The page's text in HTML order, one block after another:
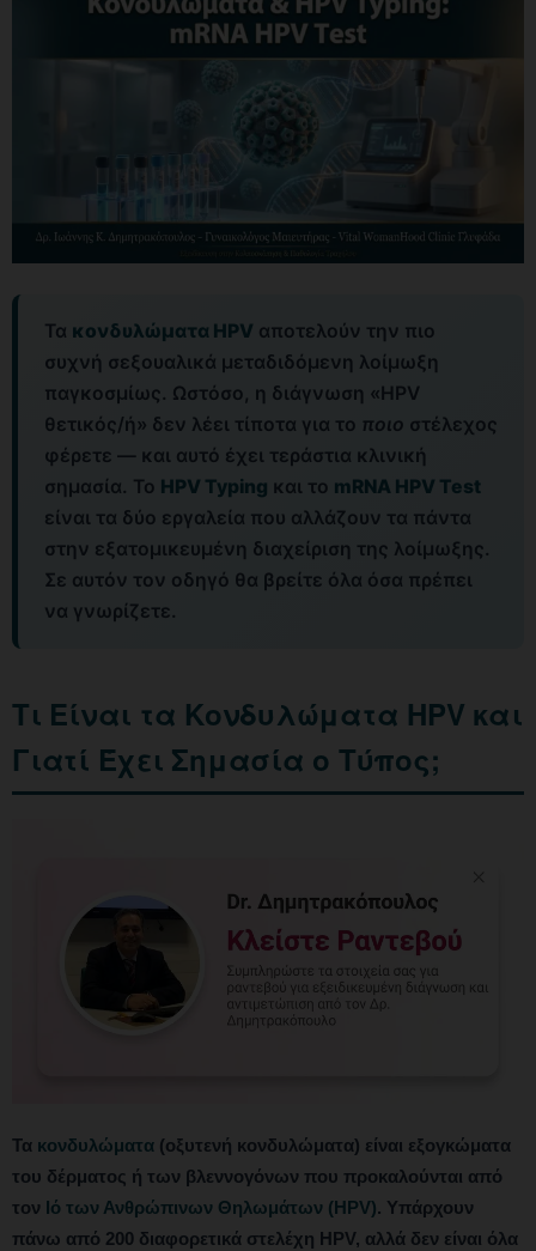
Τα κονδυλώματα HPV αποτελούν την πιο
συχνή σεξουαλικά μεταδιδόμενη λοίμωξη
παγκοσμίως. Ωστόσο, η διάγνωση «HPV
θετικός/ή» δεν λέει τίποτα για το ποιο στέλεχος
φέρετε — και αυτό έχει τεράστια κλινική
σημασία. Το HPV Typing και το mRNA HPV Test
είναι τα δύο εργαλεία που αλλάζουν τα πάντα
στην εξατομικευμένη διαχείριση της λοίμωξης.
Σε αυτόν τον οδηγό θα βρείτε όλα όσα πρέπει
να γνωρίζετε.
Τι Είναι τα Κονδυλώματα HPV και
Γιατί Έχει Σημασία ο Τύπος;
Τα κονδυλώματα (οξυτενή κονδυλώματα) είναι εξογκώματα
του δέρματος ή των βλεννογόνων που προκαλούνται από
τον Ιό των Ανθρώπινων Θηλωμάτων (HPV). Υπάρχουν
πάνω από 200 διαφορετικά στελέχη HPV, αλλά δεν είναι όλα